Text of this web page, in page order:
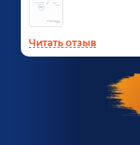
Читать отзыв